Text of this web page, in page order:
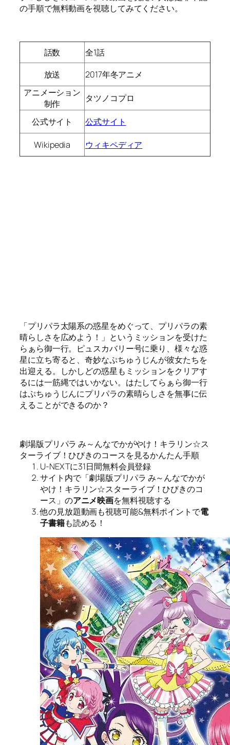
の手順で無料動画を視聴してみてください。
話数
全1話
放送
2017年冬アニメ
アニメーション
制作
タツノコプロ
公式サイト 公式サイト
Wikipedia ウィキペディア
「プリパラ太陽系の惑星をめぐって、プリパラの素
晴らしさを広めよう！」というミッションを受けた
らぁら御一行。ピュスカバリー号に乗り、様々な惑
星に立ち寄ると、奇妙なぷちゅうじんが彼女たちを
出迎える。しかしどの惑星もミッションをクリアす
るには一筋縄ではいかない。はたしてらぁら御一行
はぷちゅうじんにプリパラの素晴らしさを無事に伝
えることができるのか？
劇場版プリパラ み～んなでかがやけ！キラリン☆ス
ターライブ！ひびきのコースを見るかんたん手順
U-NEXTに31日間無料会員登録
サイト内で「劇場版プリパラ み～んなでかが
やけ！キラリン☆スターライブ！ひびきのコ
ース」のアニメ映画を無料視聴する
他の見放題動画も視聴可能&無料ポイントで電
子書籍も読める！